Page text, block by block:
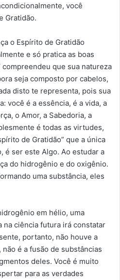
você
Gratidão.
o Espírito de Gratidão
e só pratica as boas
compreendeu que sua natureza
seja composto por cabelos,
disto te representa, pois sua
você é a essência, é a vida, a
o Amor, a Sabedoria, a
é todas as virtudes,
de Gratidão” que a única
é ser este Algo. Ao estudar a
do hidrogênio e do oxigênio.
uma substância, eles
em hélio, uma
na ciência futura irá constatar
portanto, não houve a
é a fusão de substâncias
deles. Você é muito
para as verdades